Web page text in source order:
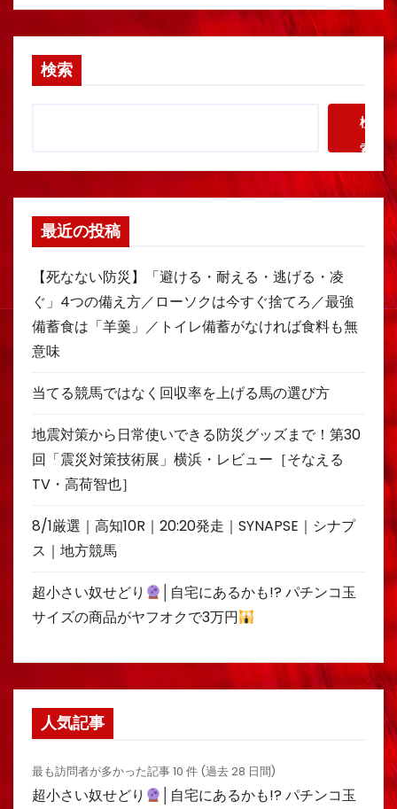
検索
検
索
最近の投稿
【死なない防災】「避ける・耐える・逃げる・凌
ぐ」4つの備え方／ローソクは今すぐ捨てろ／最強
備蓄食は「羊羹」／トイレ備蓄がなければ食料も無
意味
当てる競馬ではなく回収率を上げる馬の選び方
地震対策から日常使いできる防災グッズまで！第30
回「震災対策技術展」横浜・レビュー［そなえる
TV・高荷智也］
8/1厳選｜高知10R｜20:20発走｜SYNAPSE｜シナプ
ス｜地方競馬
超小さい奴せどり
│自宅にあるかも!? パチンコ玉
サイズの商品がヤフオクで3万円
人気記事
最も訪問者が多かった記事 10 件 (過去 28 日間)
超小さい奴せどり
│自宅にあるかも!? パチンコ玉